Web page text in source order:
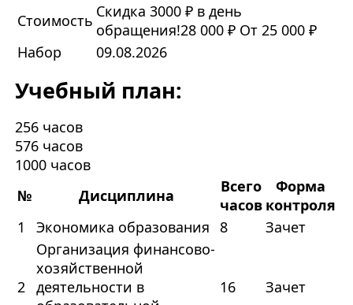
Стоимость Скидка 3000 ₽ в день
обращения!28 000 ₽ От 25 000 ₽
Набор
09.08.2026
Учебный план:
256 часов
576 часов
1000 часов
№
Дисциплина
Всего
часов
Форма
контроля
1
Экономика образования 8 Зачет
2
Организация финансово-
хозяйственной
деятельности в
16 Зачет